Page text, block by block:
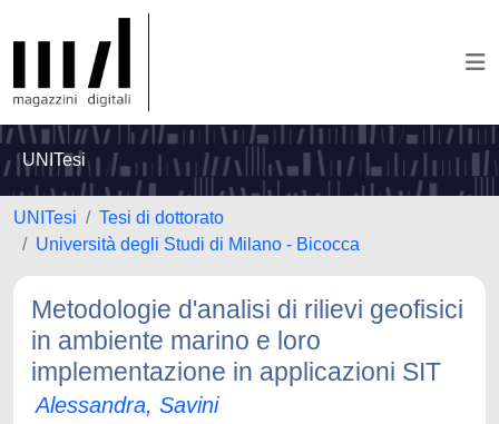
UNITesi
UNITesi
Tesi di dottorato
Università degli Studi di Milano - Bicocca
Metodologie d'analisi di rilievi geofisici
in ambiente marino e loro
implementazione in applicazioni SIT
Alessandra, Savini